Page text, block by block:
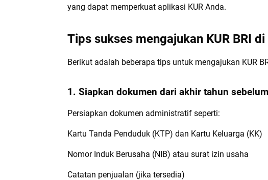
yang dapat memperkuat aplikasi KUR Anda.
Tips sukses mengajukan KUR BRI
Berikut adalah beberapa tips untuk mengajukan KUR
1. Siapkan dokumen dari akhir tahun
Persiapkan dokumen administratif seperti:
Kartu Tanda Penduduk (KTP) dan Kartu Keluarga (KK)
Nomor Induk Berusaha (NIB) atau surat izin usaha
Catatan penjualan (jika tersedia)